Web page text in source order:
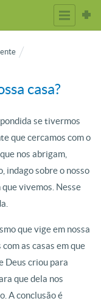
casa?
se tivermos
que cercamos com o
nos abrigam,
indago sobre o nosso
vivemos. Nesse
que vige em nossa
as casas em que
Deus criou para
que dela nos
A conclusão é